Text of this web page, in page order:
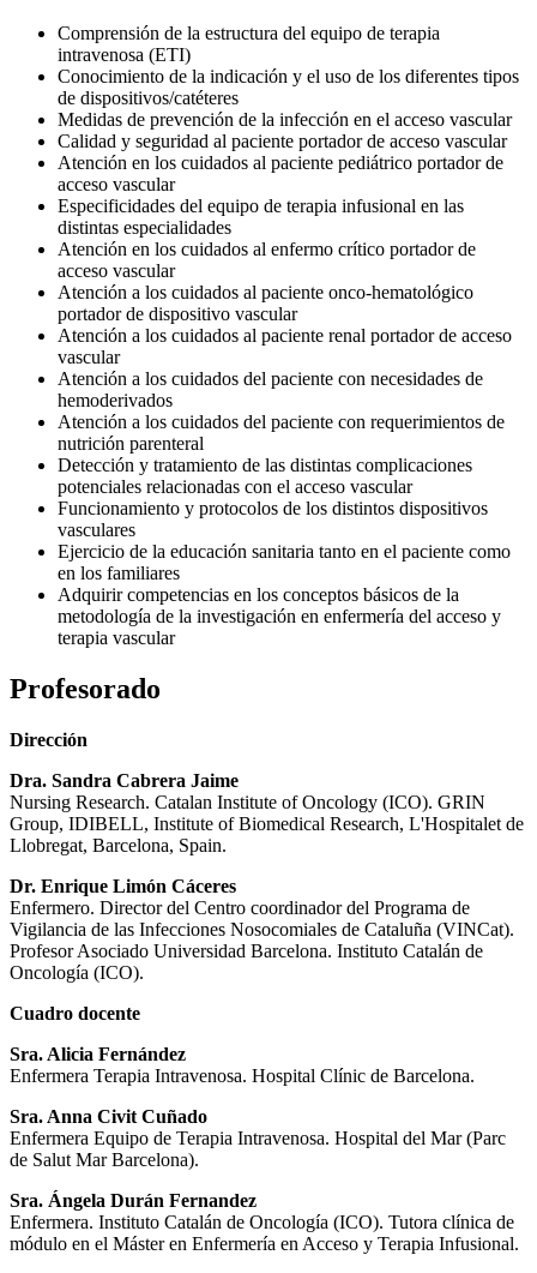
Comprensión de la estructura del equipo de terapia
intravenosa (ETI)
Conocimiento de la indicación y el uso de los diferentes tipos
de dispositivos/catéteres
Medidas de prevención de la infección en el acceso vascular
Calidad y seguridad al paciente portador de acceso vascular
Atención en los cuidados al paciente pediátrico portador de
acceso vascular
Especificidades del equipo de terapia infusional en las
distintas especialidades
Atención en los cuidados al enfermo crítico portador de
acceso vascular
Atención a los cuidados al paciente onco-hematológico
portador de dispositivo vascular
Atención a los cuidados al paciente renal portador de acceso
vascular
Atención a los cuidados del paciente con necesidades de
hemoderivados
Atención a los cuidados del paciente con requerimientos de
nutrición parenteral
Detección y tratamiento de las distintas complicaciones
potenciales relacionadas con el acceso vascular
Funcionamiento y protocolos de los distintos dispositivos
vasculares
Ejercicio de la educación sanitaria tanto en el paciente como
en los familiares
Adquirir competencias en los conceptos básicos de la
metodología de la investigación en enfermería del acceso y
terapia vascular
Profesorado
Dirección
Dra. Sandra Cabrera Jaime
Nursing Research. Catalan Institute of Oncology (ICO). GRIN
Group, IDIBELL, Institute of Biomedical Research, L'Hospitalet de
Llobregat, Barcelona, Spain.
Dr. Enrique Limón Cáceres
Enfermero. Director del Centro coordinador del Programa de
Vigilancia de las Infecciones Nosocomiales de Cataluña (VINCat).
Profesor Asociado Universidad Barcelona. Instituto Catalán de
Oncología (ICO).
Cuadro docente
Sra. Alicia Fernández
Enfermera Terapia Intravenosa. Hospital Clínic de Barcelona.
Sra. Anna Civit Cuñado
Enfermera Equipo de Terapia Intravenosa. Hospital del Mar (Parc
de Salut Mar Barcelona).
Sra. Ángela Durán Fernandez
Enfermera. Instituto Catalán de Oncología (ICO). Tutora clínica de
módulo en el Máster en Enfermería en Acceso y Terapia Infusional.